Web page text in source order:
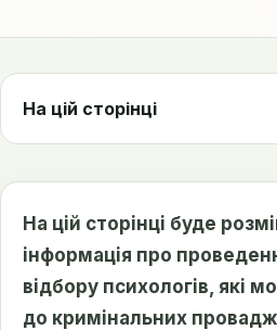
На цій сторінці буде
інформація про
відбору психологів, які
до кримінальних
На цій сторінці